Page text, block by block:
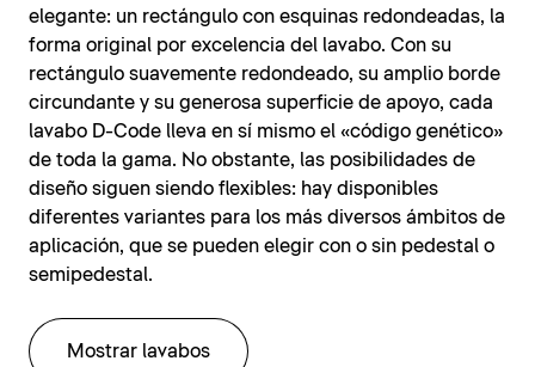
elegante: un rectángulo con esquinas redondeadas, la
forma original por excelencia del lavabo. Con su
rectángulo suavemente redondeado, su amplio borde
circundante y su generosa superficie de apoyo, cada
lavabo D-Code lleva en sí mismo el «código genético»
de toda la gama. No obstante, las posibilidades de
diseño siguen siendo flexibles: hay disponibles
diferentes variantes para los más diversos ámbitos de
aplicación, que se pueden elegir con o sin pedestal o
semipedestal.
Mostrar lavabos